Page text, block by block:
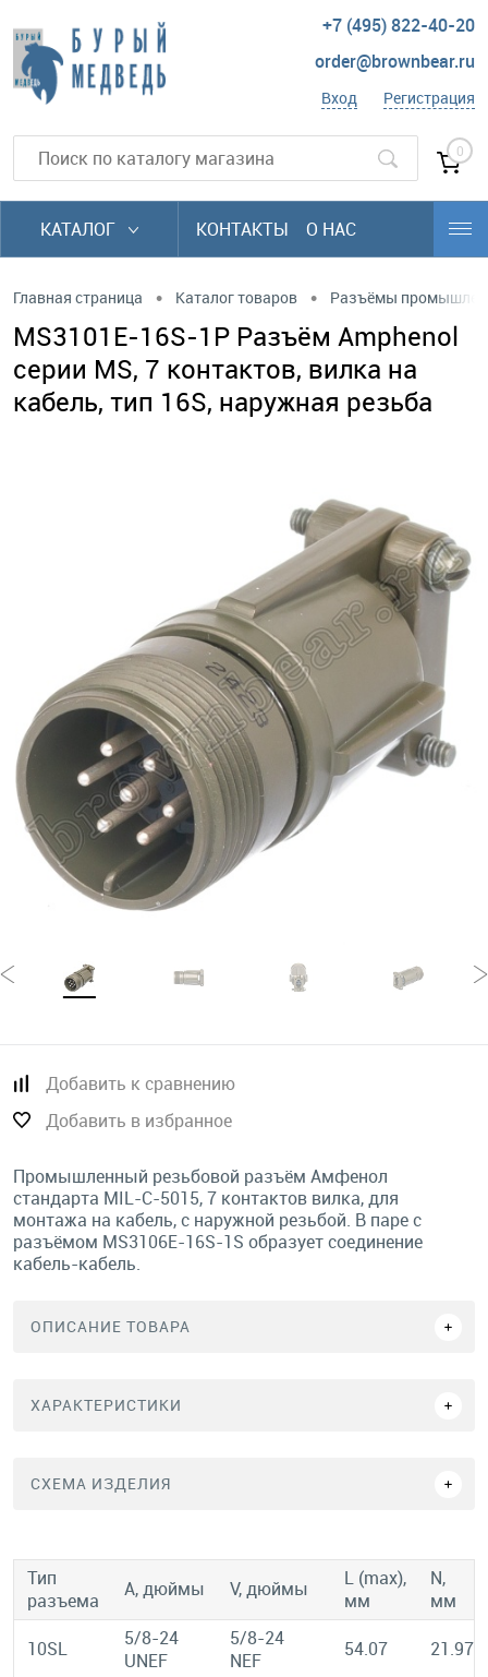
+7 (495) 822-40-20
order@brownbear.ru
Вход Регистрация
0
КАТАЛОГ КОНТАКТЫ О НАС
Главная страница • Каталог товаров • Разъёмы
MS3101E-16S-1P Разъём Amphenol
серии MS, 7 контактов, вилка на
кабель, тип 16S, наружная резьба
Добавить к сравнению
Добавить в избранное
Промышленный резьбовой разъём Амфенол
стандарта MIL-C-5015, 7 контактов вилка, для
монтажа на кабель, с наружной резьбой. В паре с
разъёмом MS3106E-16S-1S образует соединение
кабель-кабель.
ОПИСАНИЕ ТОВАРА
ХАРАКТЕРИСТИКИ
СХЕМА ИЗДЕЛИЯ
Тип
разъема
A, дюймы V, дюймы
L (max),
мм
N,
мм
10SL
5/8-24
UNEF
5/8-24
NEF
54.07 21.97